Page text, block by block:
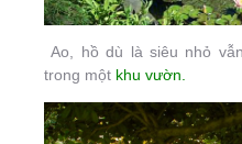
Ao, hồ dù là siêu nhỏ
trong một khu vườn.